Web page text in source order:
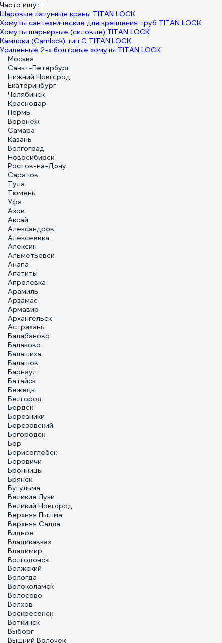
Часто ищут
Шаровые латунные краны TITAN LOCK
Хомуты сантехнические для крепления труб TITAN LOCK
Хомуты шарнирные (силовые) TITAN LOCK
Камлоки (Сamlock) тип С TITAN LOCK
Усиленные 2-х болтовые хомуты TITAN LOCK
Москва
Санкт-Петербург
Нижний Новгород
Екатеринбург
Челябинск
Краснодар
Пермь
Воронеж
Самара
Казань
Волгоград
Новосибирск
Ростов-на-Дону
Саратов
Тула
Тюмень
Уфа
Азов
Аксай
Александров
Алексеевка
Алексин
Альметьевск
Анапа
Апатиты
Апрелевка
Арамиль
Арзамас
Армавир
Архангельск
Астрахань
Балабаново
Балаково
Балашиха
Балашов
Барнаул
Батайск
Бежецк
Белгород
Бердск
Березники
Березовский
Богородск
Бор
Борисоглебск
Боровичи
Бронницы
Брянск
Бугульма
Великие Луки
Великий Новгород
Верхняя Пышма
Верхняя Салда
Видное
Владикавказ
Владимир
Волгодонск
Волжский
Вологда
Волоколамск
Волосово
Волхов
Воскресенск
Воткинск
Выборг
Вышний Волочек